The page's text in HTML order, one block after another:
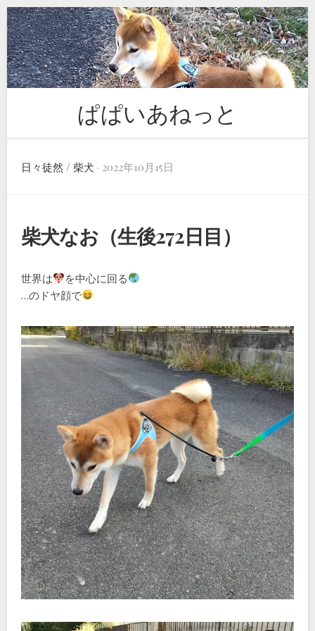
Skip
to
content
ぱぱいあねっと
日々徒然 / 柴犬 · 2022年10月15日
柴犬なお（生後272日目）
世界は
を中心に回る
…のドヤ顔で